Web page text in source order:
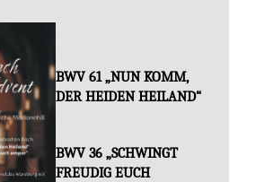
BWV 61 „NUN KOMM,
DER HEIDEN HEILAND“
BWV 36 „SCHWINGT
FREUDIG EUCH